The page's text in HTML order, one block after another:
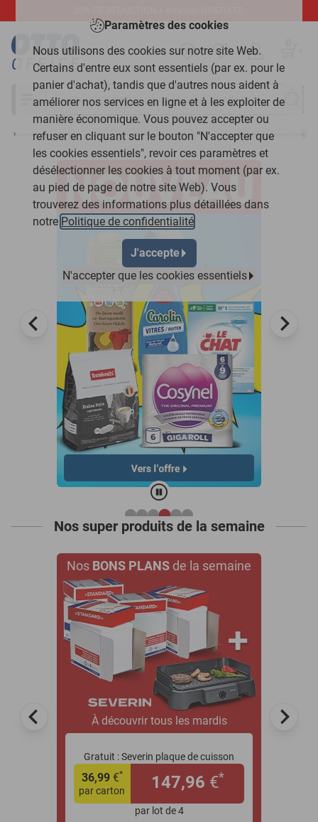
Paramètres des cookies
Nous utilisons des cookies sur notre site Web.
Certains d'entre eux sont essentiels (par ex. pour le
panier d'achat), tandis que d'autres nous aident à
améliorer nos services en ligne et à les exploiter de
manière économique. Vous pouvez accepter ou
refuser en cliquant sur le bouton "N'accepter que
les cookies essentiels", revoir ces paramètres et
désélectionner les cookies à tout moment (par ex.
au pied de page de notre site Web). Vous
trouverez des informations plus détaillées dans
notre Politique de confidentialité
J'accepte
N'accepter que les cookies essentiels
Chercher
Nos super produits de la semaine
Nos BONS PLANS de la semaine
À découvrir tous les mardis
Gratuit :Severin plaque de cuisson
147,96 €*
36,99 €*
par carton
par lot de 4